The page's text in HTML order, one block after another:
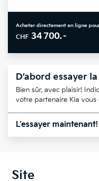
Acheter directement en ligne
CHF 34 700.–
D’abord essayer
Bien sûr, avec plaisir!
votre partenaire Kia
L’essayer maintenant!
Site